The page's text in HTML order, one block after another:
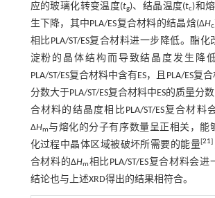
应的玻璃化转变温度(tg)、结晶温度(tc)和
生下降，其中PLA/ES复合材料的结晶焓(∆Hc
相比PLA/ST/ES复合材料进一步降低。酯
淀粉的晶体结构而导致结晶度发生降
PLA/ST/ES复合材料中含有ES，且PLA/ES复
分数大于PLA/ST/ES复合材料中ES的质量分
合材料的结晶度相比PLA/ST/ES复合材料
∆Hm与熔化的分子有序数量呈正相关，能
化过程中晶体区域被破坏所需要的能量 [21
合材料的∆Hm相比PLA/ST/ES复合材料会
结论也与上述XRD得出的结果相符合。